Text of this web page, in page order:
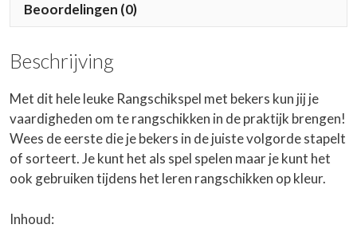
Beoordelingen (0)
Beschrijving
Met dit hele leuke Rangschikspel met bekers kun jij je
vaardigheden om te rangschikken in de praktijk brengen!
Wees de eerste die je bekers in de juiste volgorde stapelt
of sorteert. Je kunt het als spel spelen maar je kunt het
ook gebruiken tijdens het leren rangschikken op kleur.
Inhoud: